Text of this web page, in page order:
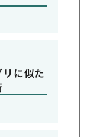
に似た